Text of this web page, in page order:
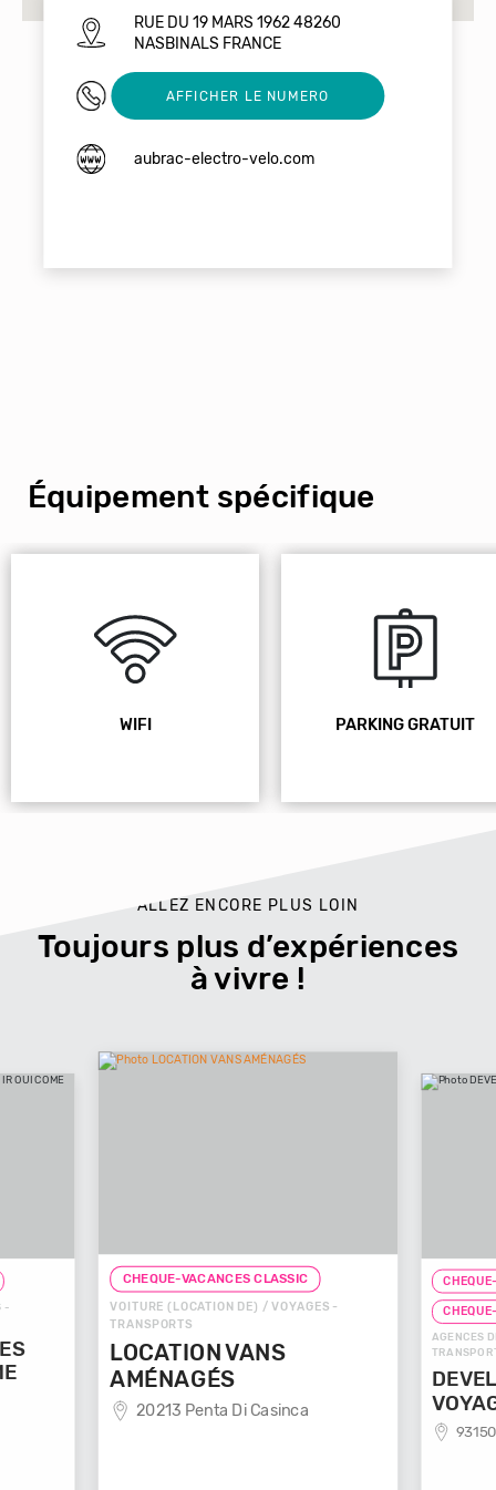
RUE DU 19 MARS 1962 48260
NASBINALS FRANCE
0466483238
AFFICHER LE NUMERO
aubrac-electro-velo.com
Équipement spécifique
WIFI PARKING GRATUIT
ALLEZ ENCORE PLUS LOIN
Toujours plus d’expériences
à vivre !
-
CHEQUE-VACANCES CLASSIC
VOITURE (LOCATION DE) / VOYAGES -
TRANSPORTS
LOCATION VANS
AMÉNAGÉS
20213 Penta Di Casinca
AGENCES